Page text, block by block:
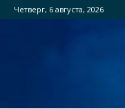
Четверг, 6 августа, 2026